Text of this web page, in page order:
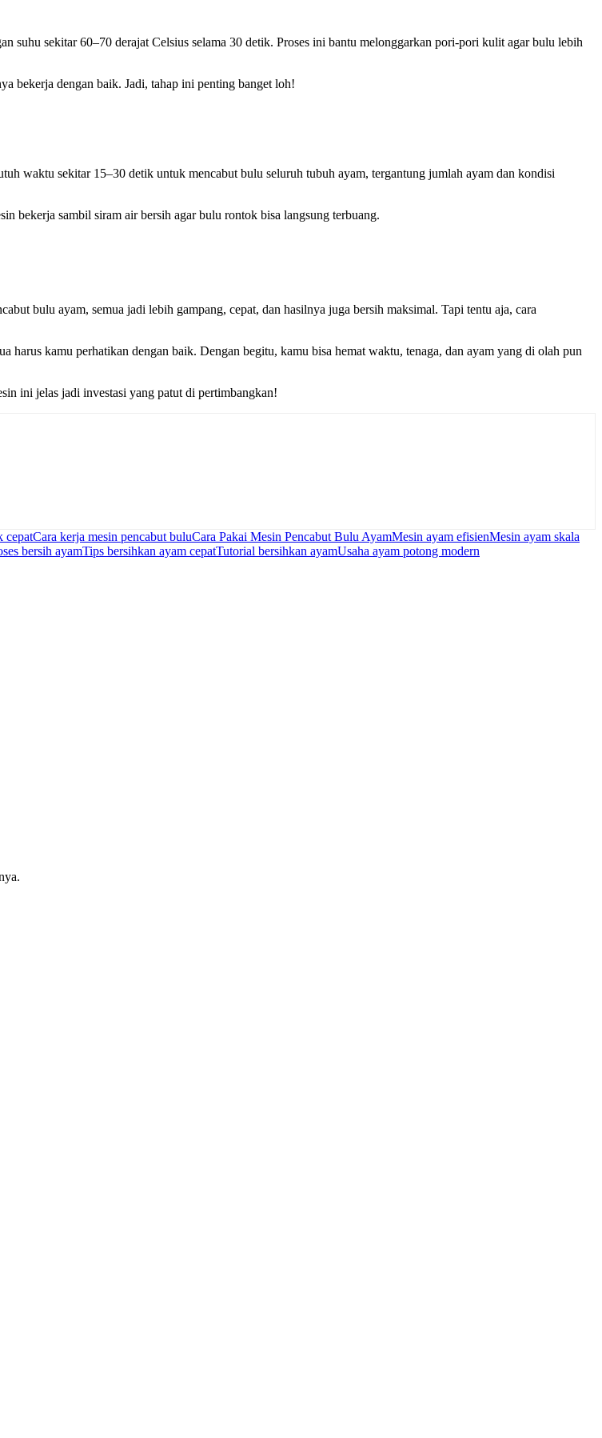
suhu sekitar 60–70 derajat Celsius selama 30 detik. Proses ini bantu melonggarkan pori-pori kulit agar bulu lebih
bekerja dengan baik. Jadi, tahap ini penting banget loh!
waktu sekitar 15–30 detik untuk mencabut bulu seluruh tubuh ayam, tergantung jumlah ayam dan kondisi
bekerja sambil siram air bersih agar bulu rontok bisa langsung terbuang.
bulu ayam, semua jadi lebih gampang, cepat, dan hasilnya juga bersih maksimal. Tapi tentu aja, cara
harus kamu perhatikan dengan baik. Dengan begitu, kamu bisa hemat waktu, tenaga, dan ayam yang di olah pun
ini jelas jadi investasi yang patut di pertimbangkan!
cepatCara kerja mesin pencabut buluCara Pakai Mesin Pencabut Bulu AyamMesin ayam efisienMesin ayam skala
bersih ayamTips bersihkan ayam cepatTutorial bersihkan ayamUsaha ayam potong modern